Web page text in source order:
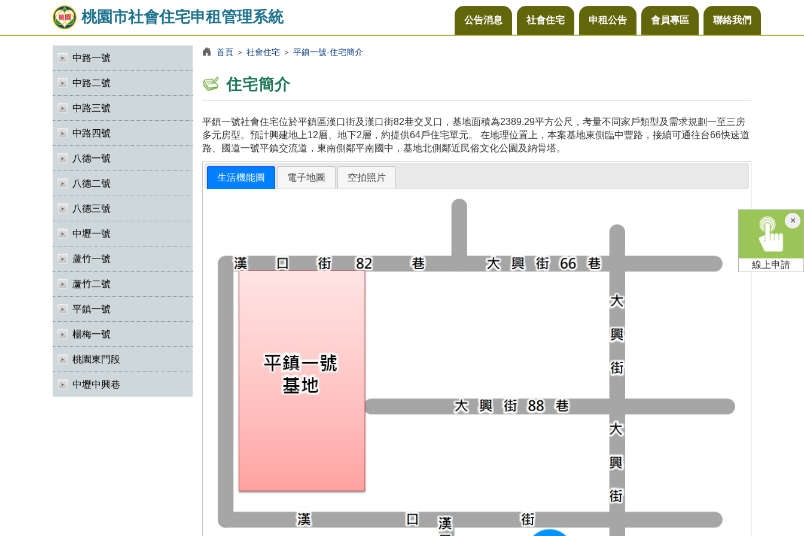
桃園市社會住宅申租管理系統 公告消息 社會住宅 申租公告 會員專區 聯絡我們
中路一號
中路二號
中路三號
中路四號
八德一號
八德二號
八德三號
中壢一號
蘆竹一號
蘆竹二號
平鎮一號
楊梅一號
桃園東門段
中壢中興巷
首頁＞ 社會住宅＞ 平鎮一號-住宅簡介
住宅簡介
平鎮一號社會住宅位於平鎮區漢口街及漢口街82巷交叉口，基地面積為2389.29平方公尺，考量不同家戶類型及需求規劃一至三房
多元房型。預計興建地上12層、地下2層，約提供64戶住宅單元。 在地理位置上，本案基地東側臨中豐路，接續可通往台66快速道
路、國道一號平鎮交流道，東南側鄰平南國中，基地北側鄰近民俗文化公園及納骨塔。
生活機能圖 電子地圖 空拍照片
×關
閉
線上申請